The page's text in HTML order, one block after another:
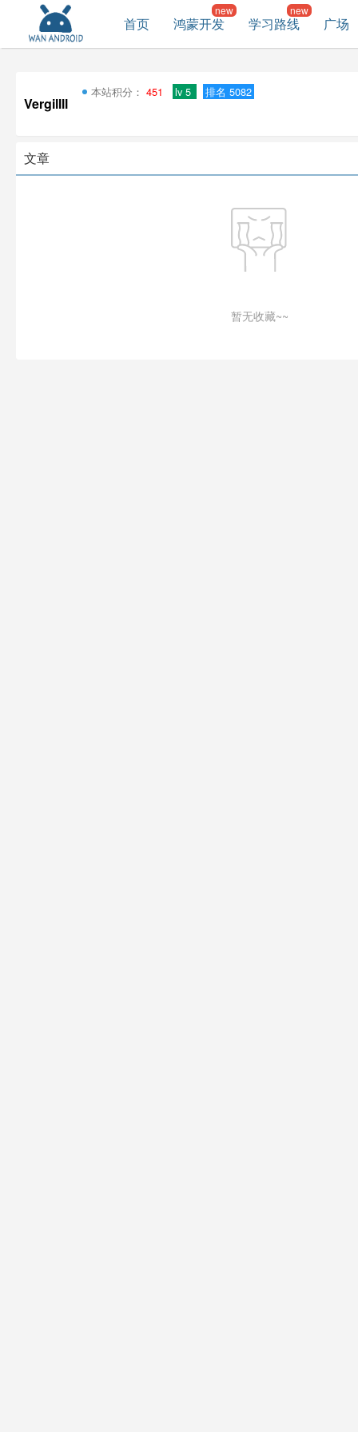
首页 鸿蒙开发 学习路线 广场
Vergillll
本站积分： 451 lv 5 排名 5082
文章
暂无收藏~~